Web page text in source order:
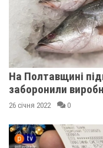
На Полтавщині
заборонили
26 січня 2022 0